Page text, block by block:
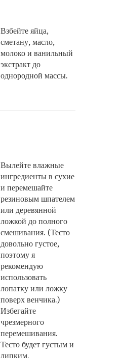
Взбейте яйца,
сметану, масло,
молоко и ванильный
экстракт до
однородной массы.
Вылейте влажные
ингредиенты в сухие
и перемешайте
резиновым шпателем
или деревянной
ложкой до полного
смешивания. (Тесто
довольно густое,
поэтому я
рекомендую
использовать
лопатку или ложку
поверх венчика.)
Избегайте
чрезмерного
перемешивания.
Тесто будет густым и
липким.